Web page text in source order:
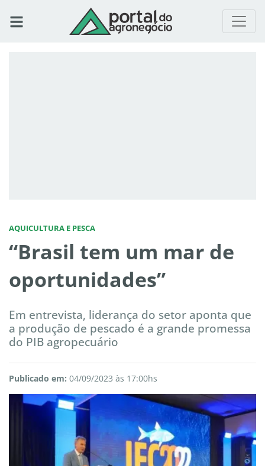
AQUICULTURA E PESCA
“Brasil tem um mar de
oportunidades”
Em entrevista, liderança do setor aponta que
a produção de pescado é a grande promessa
do PIB agropecuário
Publicado em: 04/09/2023 às 17:00hs